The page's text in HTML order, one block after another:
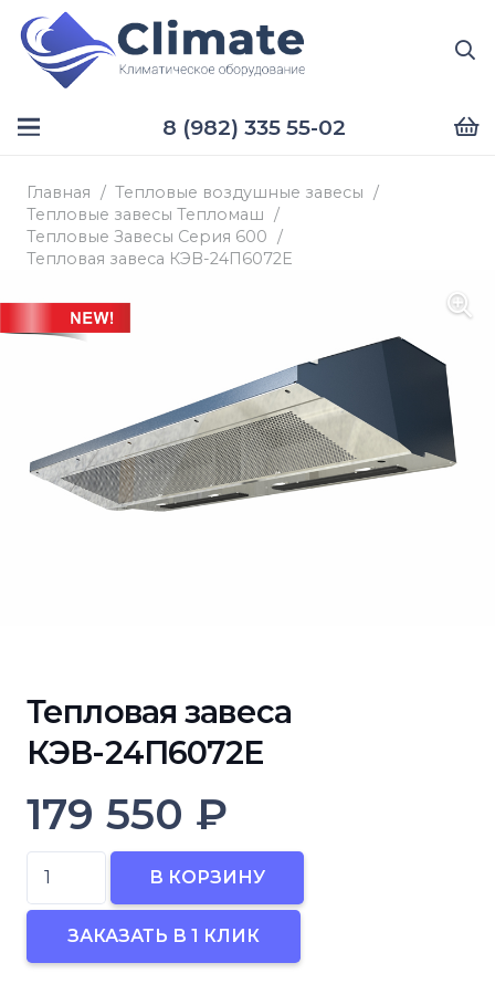
8 (982) 335 55-02
Главная / Тепловые воздушные завесы /
Тепловые завесы Тепломаш /
Тепловые Завесы Серия 600 /
Тепловая завеса КЭВ-24П6072Е
Тепловая завеса
КЭВ-24П6072Е
179 550 ₽
Тепловая
завеса
В КОРЗИНУ
ЗАКАЗАТЬ В 1 КЛИК